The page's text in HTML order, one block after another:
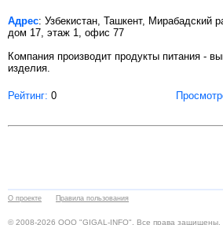
Адрес: Узбекистан, Ташкент, Мирабадский
дом 17, этаж 1, офис 77
Компания производит продукты питания -
изделия.
Рейтинг: 0
О проекте Правила пользования
© 2008-2026 ООО "GIGAL-INFO". Все права защищены.